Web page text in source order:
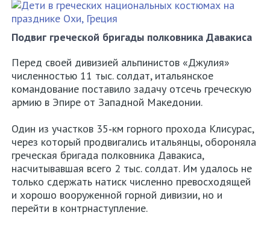
Подвиг греческой бригады полковника Давакиса
Перед своей дивизией альпинистов «Джулия»
численностью 11 тыс. солдат, итальянское
командование поставило задачу отсечь греческую
армию в Эпире от Западной Македонии.
Один из участков 35‑км горного прохода Клисурас,
через который продвигались итальянцы, обороняла
греческая бригада полковника Давакиса,
насчитывавшая всего 2 тыс. солдат. Им удалось не
только сдержать натиск численно превосходящей
и хорошо вооруженной горной дивизии, но и
перейти в контрнаступление.